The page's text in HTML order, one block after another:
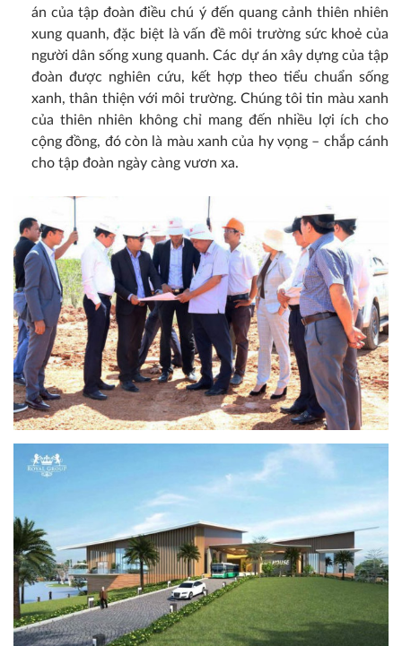
án của tập đoàn điều chú ý đến quang cảnh thiên nhiên
xung quanh, đặc biệt là vấn đề môi trường sức khoẻ của
người dân sống xung quanh. Các dự án xây dựng của tập
đoàn được nghiên cứu, kết hợp theo tiểu chuẩn sống
xanh, thân thiện với môi trường. Chúng tôi tin màu xanh
của thiên nhiên không chỉ mang đến nhiều lợi ích cho
cộng đồng, đó còn là màu xanh của hy vọng – chắp cánh
cho tập đoàn ngày càng vươn xa.